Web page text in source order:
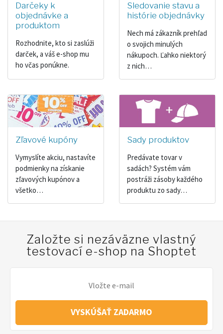
Darčeky k
objednávke a
produktom
Rozhodnite, kto si zaslúži
darček, a váš e-shop mu
ho včas ponúkne.
Sledovanie stavu a
histórie objednávky
Nech má zákazník prehľad
o svojich minulých
nákupoch. Ľahko niektorý
z nich…
Zľavové kupóny
Vymyslíte akciu, nastavíte
podmienky na získanie
zľavových kupónov a
všetko…
Sady produktov
Predávate tovar v
sadách? Systém vám
postráži zásoby každého
produktu zo sady…
Založte si nezáväzne vlastný
testovací e-shop na Shoptet
VYSKÚŠAŤ ZADARMO